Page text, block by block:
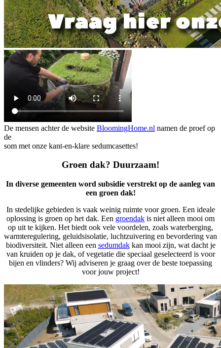
De mensen achter de website BloomingHome.nl namen de proef op
de
som met onze kant-en-klare sedumcasettes!
Groen dak? Duurzaam!
In diverse gemeenten word subsidie verstrekt op de aanleg van
een groen dak!
In stedelijke gebieden is vaak weinig ruimte voor groen. Een ideale
oplossing is groen op het dak. Een groendak is niet alleen mooi om
op uit te kijken. Het biedt ook vele voordelen, zoals waterberging,
warmteregulering, geluidsisolatie, luchtzuivering en bevordering van
biodiversiteit. Niet alleen een sedumdakkan mooi zijn, wat dacht je
van kruiden op je dak, of vegetatie die speciaal geselecteerd is voor
bijen en vlinders? Wij adviseren je graag over de beste toepassing
voor jouw project!